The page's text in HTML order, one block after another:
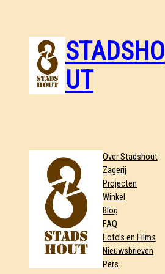
STADSHO
UT
Over Stadshout
Zagerij
Projecten
Winkel
Blog
FAQ
Foto’s en Films
Nieuwsbrieven
Pers